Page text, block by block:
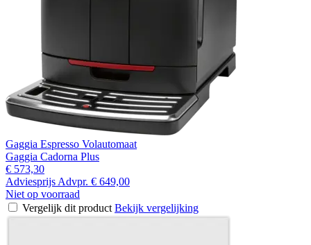
Gaggia Espresso Volautomaat
Gaggia Cadorna Plus
€ 573,30
Adviesprijs Advpr. € 649,00
Niet op voorraad
Vergelijk dit product Bekijk vergelijking